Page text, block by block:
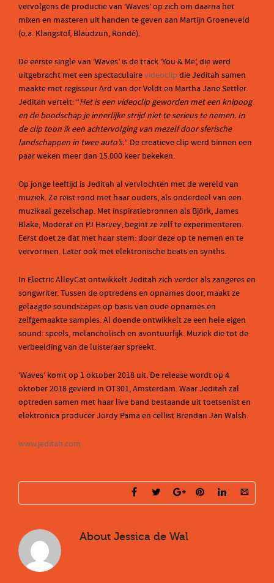
vervolgens de productie van ‘Waves’ op zich om daarna het
mixen en masteren uit handen te geven aan Martijn Groeneveld
(o.a. Klangstof, Blaudzun, Rondé).
De eerste single van ‘Waves’ is de track ‘You & Me’, die werd
uitgebracht met een spectaculairevideoclip die Jeditah samen
maakte met regisseur Ard van der Veldt en Martha Jane Settler.
Jeditah vertelt: “Het is een videoclip geworden met een knipoog
en de boodschap je innerlijke strijd niet te serieus te nemen. In
de clip toon ik een achtervolging van mezelf door sferische
landschappen in twee auto’s.” De creatieve clip werd binnen een
paar weken meer dan 15.000 keer bekeken.
Op jonge leeftijd is Jeditah al vervlochten met de wereld van
muziek. Ze reist rond met haar ouders, als onderdeel van een
muzikaal gezelschap. Met inspiratiebronnen als Björk, James
Blake, Moderat en PJ Harvey, begint ze zelf te experimenteren.
Eerst doet ze dat met haar stem: door deze op te nemen en te
vervormen. Later ook met elektronische beats en synths.
In Electric AlleyCat ontwikkelt Jeditah zich verder als zangeres en
songwriter. Tussen de optredens en opnames door, maakt ze
gelaagde soundscapes op basis van oude opnames en
zelfgemaakte samples. Al doende ontwikkelt ze een hele eigen
sound: speels, melancholisch en avontuurlijk. Muziek die tot de
verbeelding van de luisteraar spreekt.
‘Waves’ komt op 1 oktober 2018 uit. De release wordt op 4
oktober 2018 gevierd in OT301, Amsterdam. Waar Jeditah zal
optreden samen met haar live band bestaande uit toetsenist en
elektronica producer Jordy Pama en cellist Brendan Jan Walsh.
www.jeditah.com
About Jessica de Wal